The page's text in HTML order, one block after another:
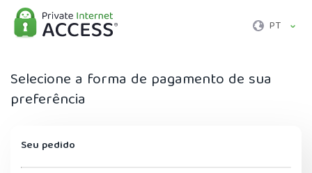
PT
Selecione a forma de pagamento de sua
preferência
Seu pedido